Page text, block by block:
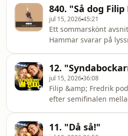
världens största
genom matcherna,
natione
Wikingsson en egen
sidan av sin vanliga
rapporterar från USA,
Europa — och
de förstå världens
sporthändelse genom
människorna,
och de absurda
840. "Så dog
jul 15, 202645:21
Ett sommarskönt
Hammar svarar på
acast.com/privacy for
information.
12.
jul 15, 202636:08
Filip &amp; Fredrik
efter semifinalen
en egen VM-podd vid
11. "Då så!"